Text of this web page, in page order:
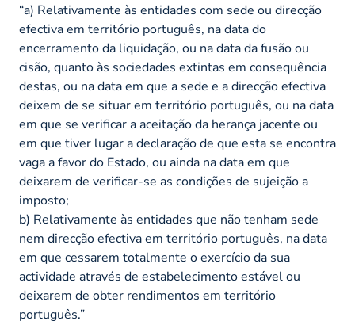
“a) Relativamente às entidades com sede ou direcção
efectiva em território português, na data do
encerramento da liquidação, ou na data da fusão ou
cisão, quanto às sociedades extintas em consequência
destas, ou na data em que a sede e a direcção efectiva
deixem de se situar em território português, ou na data
em que se verificar a aceitação da herança jacente ou
em que tiver lugar a declaração de que esta se encontra
vaga a favor do Estado, ou ainda na data em que
deixarem de verificar-se as condições de sujeição a
imposto;
b) Relativamente às entidades que não tenham sede
nem direcção efectiva em território português, na data
em que cessarem totalmente o exercício da sua
actividade através de estabelecimento estável ou
deixarem de obter rendimentos em território
português.”